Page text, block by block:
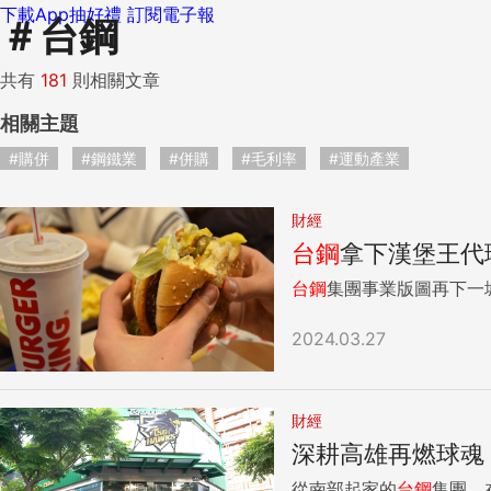
下載App抽好禮 訂閱電子報
＃台鋼
共有 181 則相關文章
相關主題
#購併 #鋼鐵業 #併購 #毛利率 #運動產業
財經
台鋼拿下漢堡王
台鋼集團事業版圖再下
2024.03.27
財經
深耕高雄再燃球魂